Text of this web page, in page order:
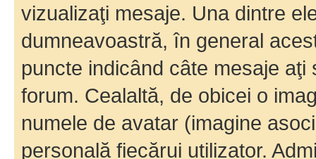
vizualizaţi mesaje. Una dintre
dumneavoastră, în general
puncte indicând câte mesaje
forum. Cealaltă, de obicei o
numele de avatar (imagine
personală fiecărui utilizator.